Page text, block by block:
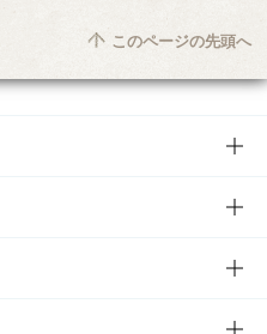
このページの先頭へ